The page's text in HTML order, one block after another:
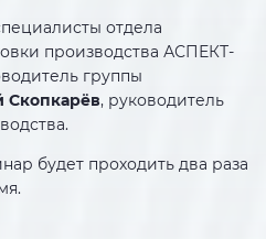
отдела
производства АСПЕКТ-
группы
Скопкарёв, руководитель
будет проходить два раза